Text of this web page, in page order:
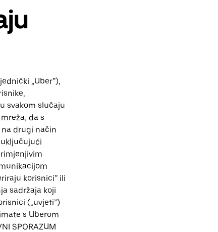
„Uber”),
svakom slučaju
da s
drugi način
korisnici” ili
sadržaja koji
(„uvjeti”)
s Uberom
SPORAZUM